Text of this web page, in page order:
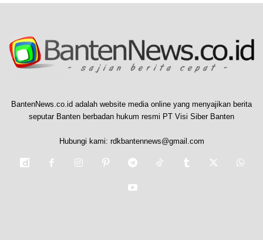
BantenNews.co.id adalah website media online yang menyajikan berita
seputar Banten berbadan hukum resmi PT Visi Siber Banten
Hubungi kami: rdkbantennews@gmail.com